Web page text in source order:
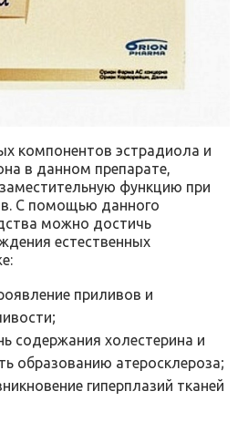
компонентов эстрадиола и
в данном препарате,
функцию при
С помощью данного
можно достичь
естественных
приливов и
содержания холестерина и
образованию атеросклероза;
гиперплазий тканей